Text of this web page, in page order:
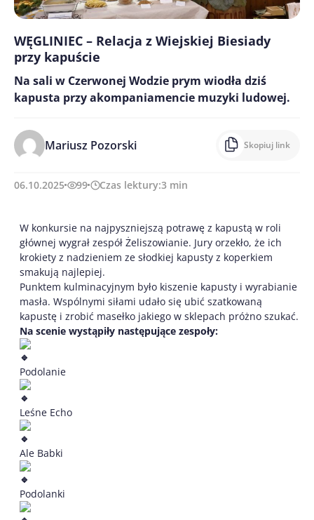
WĘGLINIEC – Relacja z Wiejskiej Biesiady
przy kapuście
Na sali w Czerwonej Wodzie prym wiodła dziś
kapusta przy akompaniamencie muzyki ludowej.
Mariusz Pozorski Skopiuj link
06.10.2025 99 Czas lektury:3 min
W konkursie na najpyszniejszą potrawę z kapustą w roli
głównej wygrał zespół Żeliszowianie. Jury orzekło, że ich
krokiety z nadzieniem ze słodkiej kapusty z koperkiem
smakują najlepiej.
Punktem kulminacyjnym było kiszenie kapusty i wyrabianie
masła. Wspólnymi siłami udało się ubić szatkowaną
kapustę i zrobić masełko jakiego w sklepach próżno szukać.
Na scenie wystąpiły następujące zespoły:
Podolanie
Leśne Echo
Ale Babki
Podolanki